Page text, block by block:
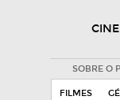
SOBRE O
FILMES